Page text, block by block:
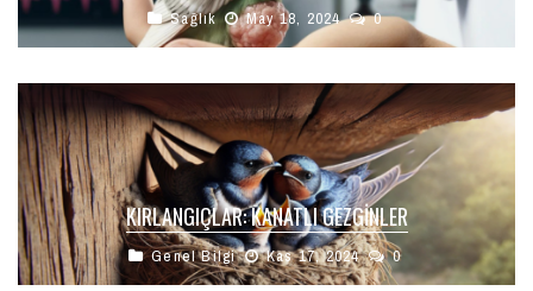
Sağlık May 18, 2024 0
KIRLANGIÇLAR: KANATLI GEZGINLER
Genel Bilgi Kas 17, 2024 0